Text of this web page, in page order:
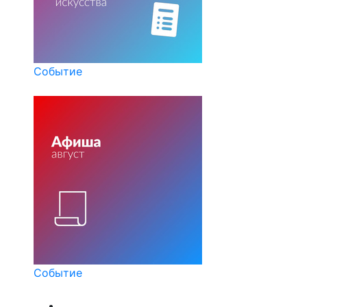
Событие
Событие